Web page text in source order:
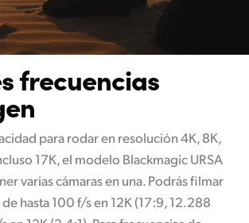
frecuencias
para rodar en resolución 4K, 8K,
17K, el modelo Blackmagic URSA
varias cámaras en una. Podrás filmar
hasta 100 f/s en 12K (17:9, 12.288